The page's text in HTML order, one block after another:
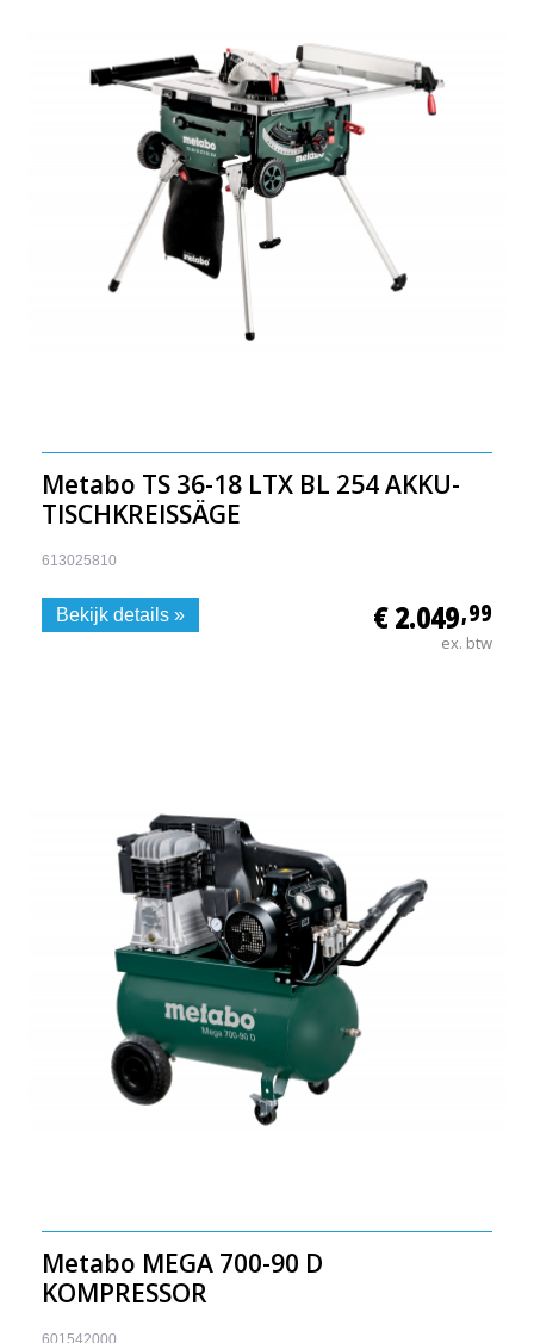
Metabo TS 36-18 LTX BL 254 AKKU-
TISCHKREISSÄGE
613025810
€ 2.049,99
ex. btw
Bekijk details »
Metabo MEGA 700-90 D
KOMPRESSOR